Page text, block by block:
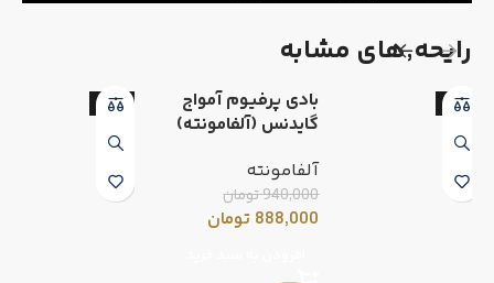
رایحه٬های مشابه
-6%
بادی پرفیوم آمواج
گایدنس (آلفامونته)
آلفامونته
940,000تومان
888,000 تومان
-6%